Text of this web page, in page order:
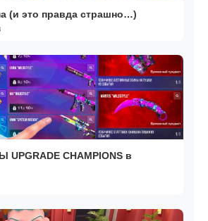
(и это правда страшно…)
CHAMPIONS в